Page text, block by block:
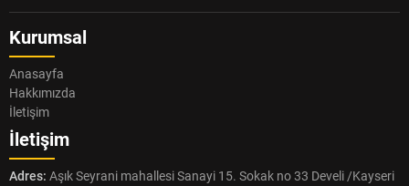
Kurumsal
Anasayfa
Hakkımızda
İletişim
İletişim
Adres: Aşık Seyrani mahallesi Sanayi 15. Sokak no 33 Develi /Kayseri